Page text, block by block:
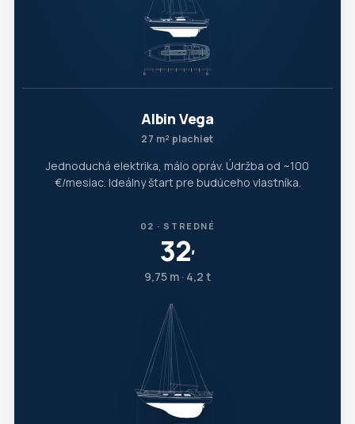
Albin Vega
27 m² plachiet
Jednoduchá elektrika, málo opráv. Údržba od ~100
€/mesiac. Ideálny štart pre budúceho vlastníka.
02 · STREDNÉ
32′
9,75 m · 4,2 t